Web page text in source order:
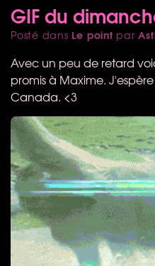
GIF du
Posté dans Le point par
Avec un peu de retard
promis à Maxime.
Canada. <3